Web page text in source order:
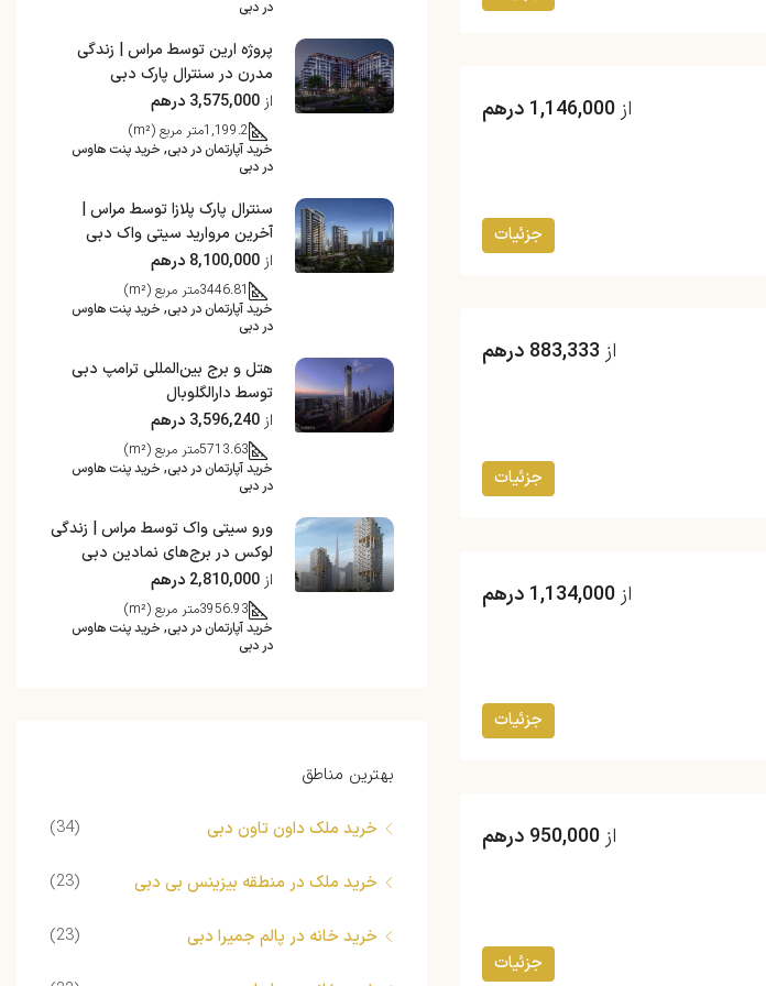
از 1,146,000 درهم
جزئیات
از 883,333 درهم
جزئیات
از 1,134,000 درهم
جزئیات
از 950,000 درهم
جزئیات
در دبی
پروژه ارین توسط مراس | زندگی
مدرن در سنترال پارک دبی
از3,575,000 درهم
1,199.2متر مربع (m²)
خرید آپارتمان در دبی, خرید پنت هاوس
در دبی
سنترال پارک پلازا توسط مراس |
آخرین مروارید سیتی واک دبی
از8,100,000 درهم
3446.81متر مربع (m²)
خرید آپارتمان در دبی, خرید پنت هاوس
در دبی
هتل و برج بین‌المللی ترامپ دبی
توسط دارالگلوبال
از3,596,240 درهم
5713.63متر مربع (m²)
خرید آپارتمان در دبی, خرید پنت هاوس
در دبی
ورو سیتی واک توسط مراس | زندگی
لوکس در برج‌های نمادین دبی
از2,810,000 درهم
3956.93متر مربع (m²)
خرید آپارتمان در دبی, خرید پنت هاوس
در دبی
بهترین مناطق
خرید ملک داون تاون دبی (34)
خرید ملک در منطقه بیزینس بی دبی (23)
خرید خانه در پالم جمیرا دبی (23)